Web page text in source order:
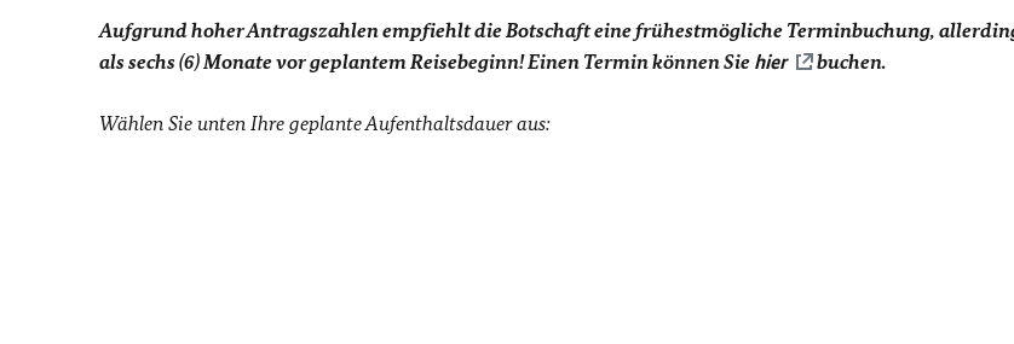
Aufgrund hoher Antragszahlen empfiehlt die Botschaft eine frühestmögliche Terminbuchung,
als sechs (6) Monate vor geplantem Reisebeginn! Einen Termin können Sie hier buchen.
Wählen Sie unten Ihre geplante Aufenthaltsdauer aus: